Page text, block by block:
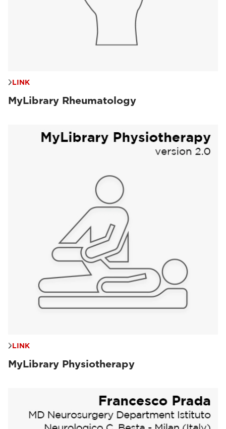
LINK
MyLibrary Rheumatology
LINK
MyLibrary Physiotherapy